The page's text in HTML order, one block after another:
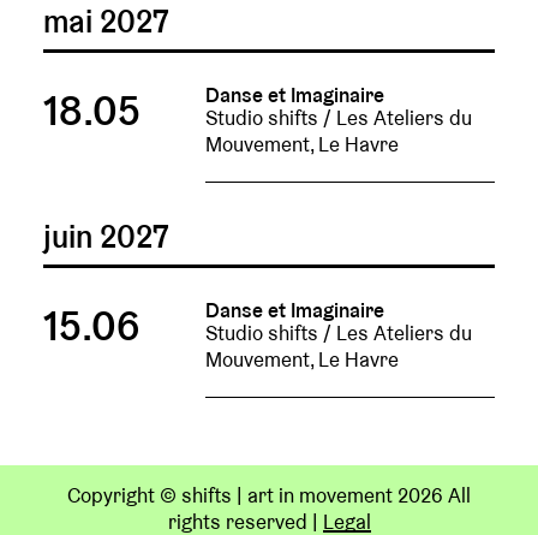
mai 2027
18.05
Danse et Imaginaire
Studio shifts / Les Ateliers du
Mouvement, Le Havre
juin 2027
15.06
Danse et Imaginaire
Studio shifts / Les Ateliers du
Mouvement, Le Havre
Copyright © shifts | art in movement 2026 All
rights reserved | Legal